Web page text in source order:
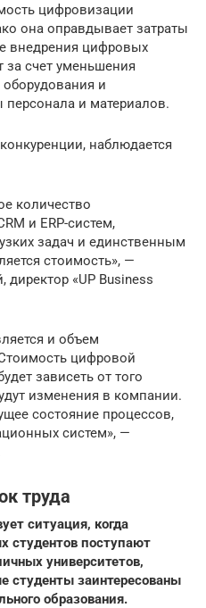
цифровизации
она оправдывает затраты
внедрения цифровых
за счет уменьшения
и
персонала и материалов.
наблюдается
количество
и ERP-систем,
задач и единственным
стоимость», —
директор «UP Business
и объем
цифровой
зависеть от того
изменения в компании.
состояние процессов,
систем», —
труда
ситуация, когда
студентов поступают
университетов,
студенты заинтересованы
образования.